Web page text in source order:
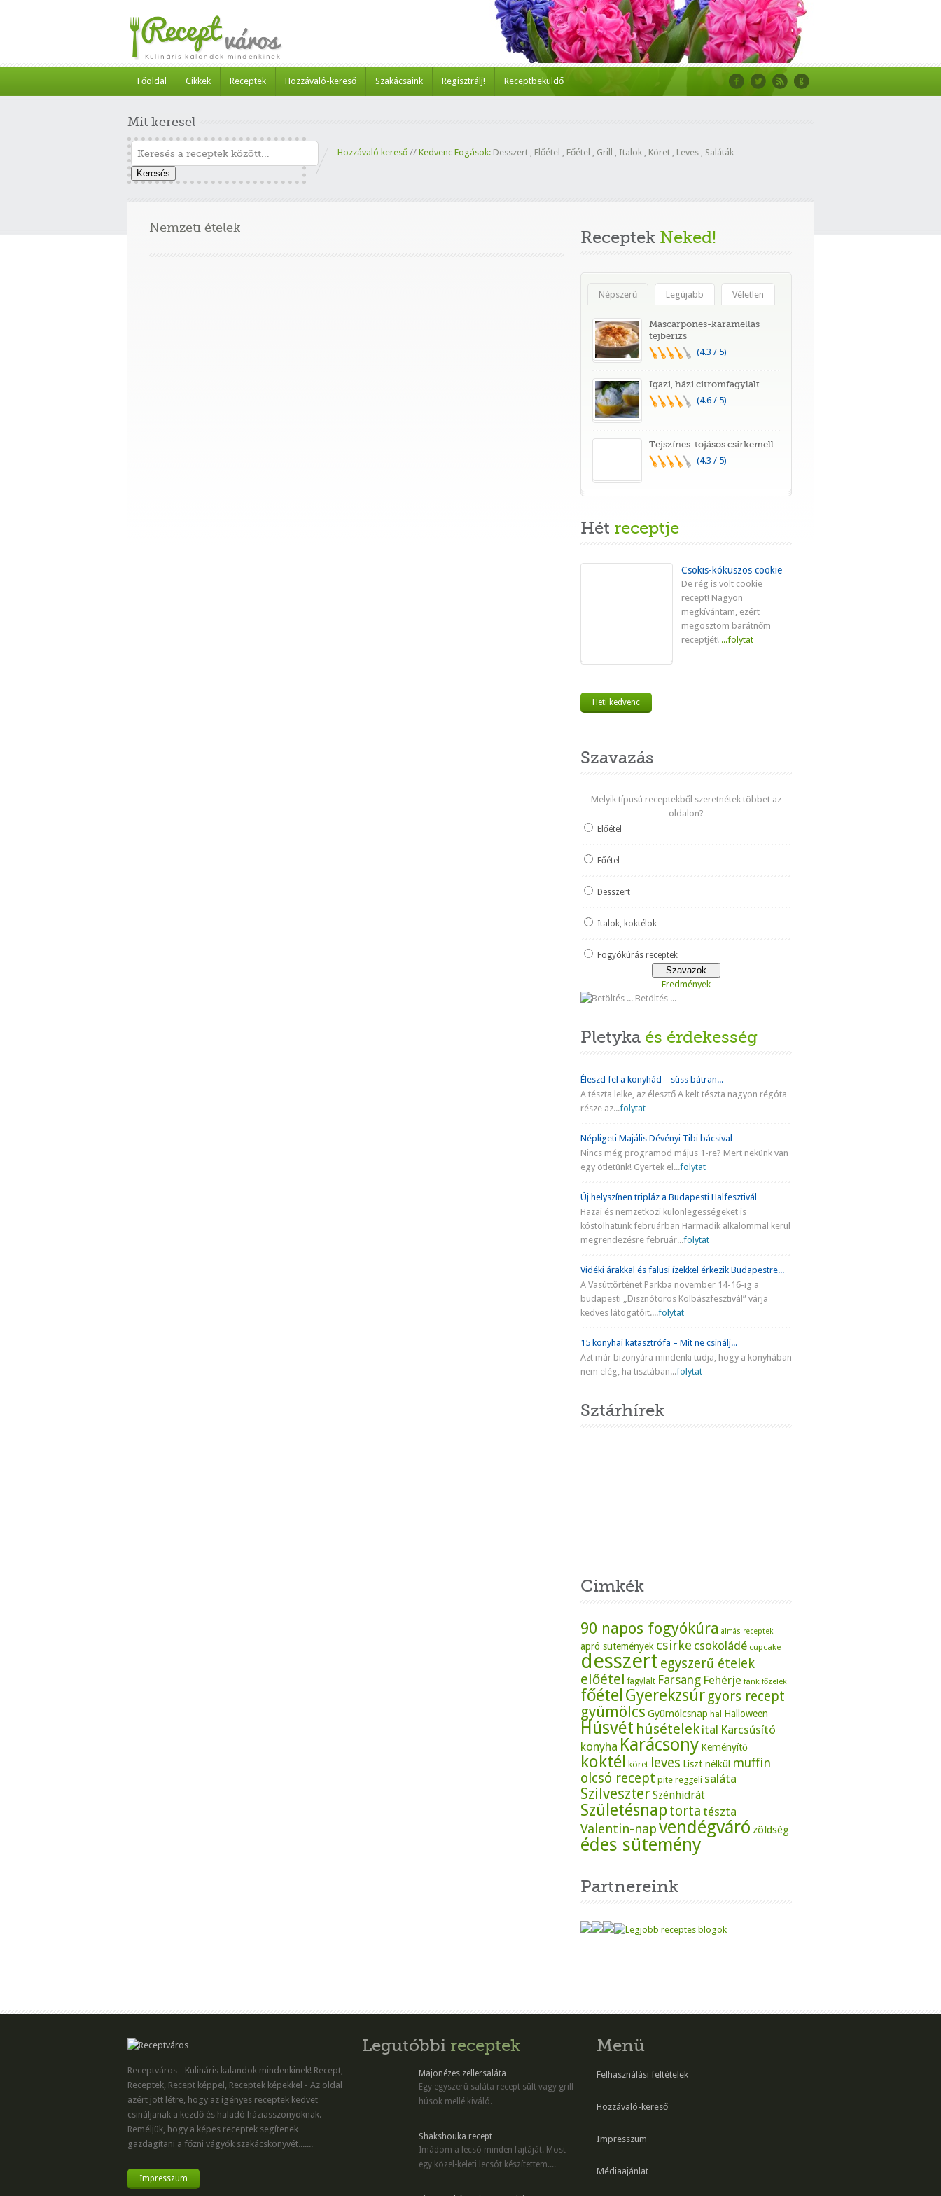
Főoldal Cikkek Receptek Hozzávaló-kereső Szakácsaink Regisztrálj! Receptbeküldő
Mit keresel
Keresés
Hozzávaló kereső // Kedvenc Fogások: Desszert , Előétel , Főétel , Grill , Italok , Köret , Leves , Saláták
Nemzeti ételek Receptek Neked!
Népszerű Legújabb Véletlen
Mascarpones-karamellás
tejberizs
(4.3 / 5)
Igazi, házi citromfagylalt
(4.6 / 5)
Tejszínes-tojásos csirkemell
(4.3 / 5)
Hét receptje
Csokis-kókuszos cookie
De rég is volt cookie
recept! Nagyon
megkívántam, ezért
megosztom barátnőm
receptjét! ...folytat
Heti kedvenc
Szavazás
Melyik típusú receptekből szeretnétek többet az
oldalon?
Előétel
Főétel
Desszert
Italok, koktélok
Fogyókúrás receptek
Eredmények
Betöltés ...
Pletyka és érdekesség
Éleszd fel a konyhád – süss bátran...
A tészta lelke, az élesztő A kelt tészta nagyon régóta
része az...folytat
Népligeti Majális Dévényi Tibi bácsival
Nincs még programod május 1-re? Mert nekünk van
egy ötletünk! Gyertek el...folytat
Új helyszínen tripláz a Budapesti Halfesztivál
Hazai és nemzetközi különlegességeket is
kóstolhatunk februárban Harmadik alkalommal kerül
megrendezésre február...folytat
Vidéki árakkal és falusi ízekkel érkezik Budapestre...
A Vasúttörténet Parkba november 14-16-ig a
budapesti „Disznótoros Kolbászfesztivál” várja
kedves látogatóit....folytat
15 konyhai katasztrófa – Mit ne csinálj...
Azt már bizonyára mindenki tudja, hogy a konyhában
nem elég, ha tisztában...folytat
Sztárhírek
Cimkék
90 napos fogyókúra almás receptek
apró sütemények csirke csokoládé cupcake
desszert egyszerű ételek
előétel fagylalt Farsang Fehérje fánk főzelék
főétel Gyerekzsúr gyors recept
gyümölcs Gyümölcsnap hal Halloween
Húsvét húsételek ital Karcsúsító
konyha Karácsony Keményítő
koktél köret leves Liszt nélkül muffin
olcsó recept pite reggeli saláta
SzilveszterSzénhidrát
Születésnap torta tészta
Valentin-napvendégváró zöldség
édes sütemény
Partnereink
Receptváros - Kulináris kalandok mindenkinek! Recept,
Receptek, Recept képpel, Receptek képekkel - Az oldal
azért jött létre, hogy az igényes receptek kedvet
csináljanak a kezdő és haladó háziasszonyoknak.
Reméljük, hogy a képes receptek segítenek
gazdagítani a főzni vágyók szakácskönyvét.......
Impresszum
Legutóbbi receptek
Majonézes zellersaláta
Egy egyszerű saláta recept sült vagy grill
húsok mellé kiváló.
Shakshouka recept
Imádom a lecsó minden fajtáját. Most
egy közel-keleti lecsót készítettem....
Menü
Felhasználási feltételek
Hozzávaló-kereső
Impresszum
Médiaajánlat